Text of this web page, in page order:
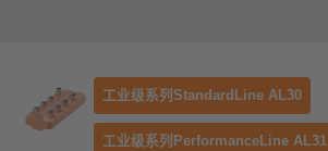
工业级系列StandardLine AL30
工业级系列PerformanceLine AL31